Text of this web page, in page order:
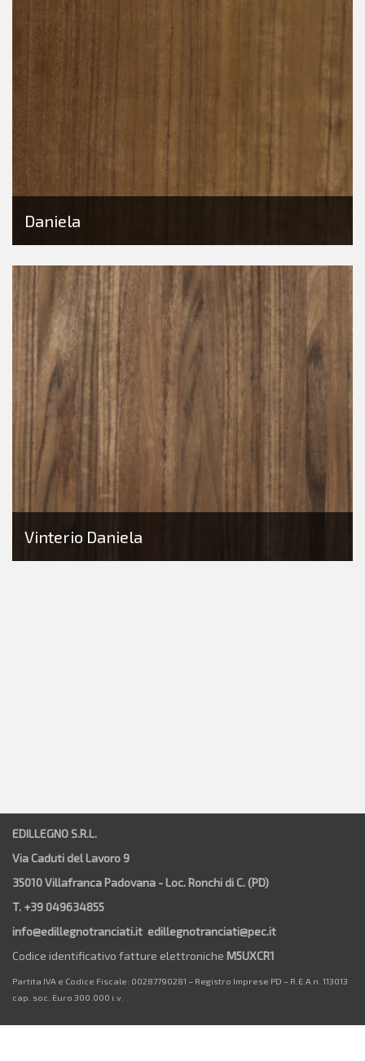
Daniela
Vinterio Daniela
EDILLEGNO S.R.L.
Via Caduti del Lavoro 9
35010 Villafranca Padovana - Loc. Ronchi di C. (PD)
T. +39 049634855
info@edillegnotranciati.it edillegnotranciati@pec.it
Codice identificativo fatture elettroniche M5UXCR1
Partita IVA e Codice Fiscale: 00287790281 – Registro Imprese PD – R.E.A n. 113013
cap. soc. Euro 300.000 i.v.